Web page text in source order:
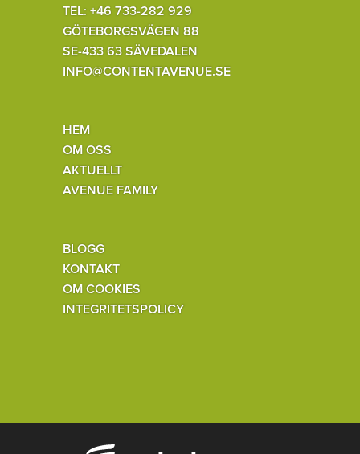
TEL: +46 733-282 929
GÖTEBORGSVÄGEN 88
SE-433 63 SÄVEDALEN
INFO@CONTENTAVENUE.SE
HEM
OM OSS
AKTUELLT
AVENUE FAMILY
BLOGG
KONTAKT
OM COOKIES
INTEGRITETSPOLICY